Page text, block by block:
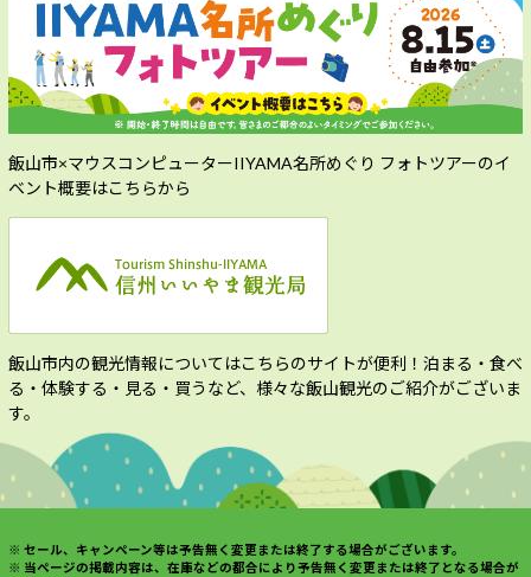
飯山市×マウスコンピューターIIYAMA名所めぐり フォトツアーのイ
ベント概要はこちらから
飯山市内の観光情報についてはこちらのサイトが便利！ 泊まる・食べ
る・体験する・見る・買うなど、様々な飯山観光のご紹介がございま
す。
※ セール、キャンペーン等は予告無く変更または終了する場合がございます。
※ 当ページの掲載内容は、在庫などの都合により予告無く変更または終了となる場合が